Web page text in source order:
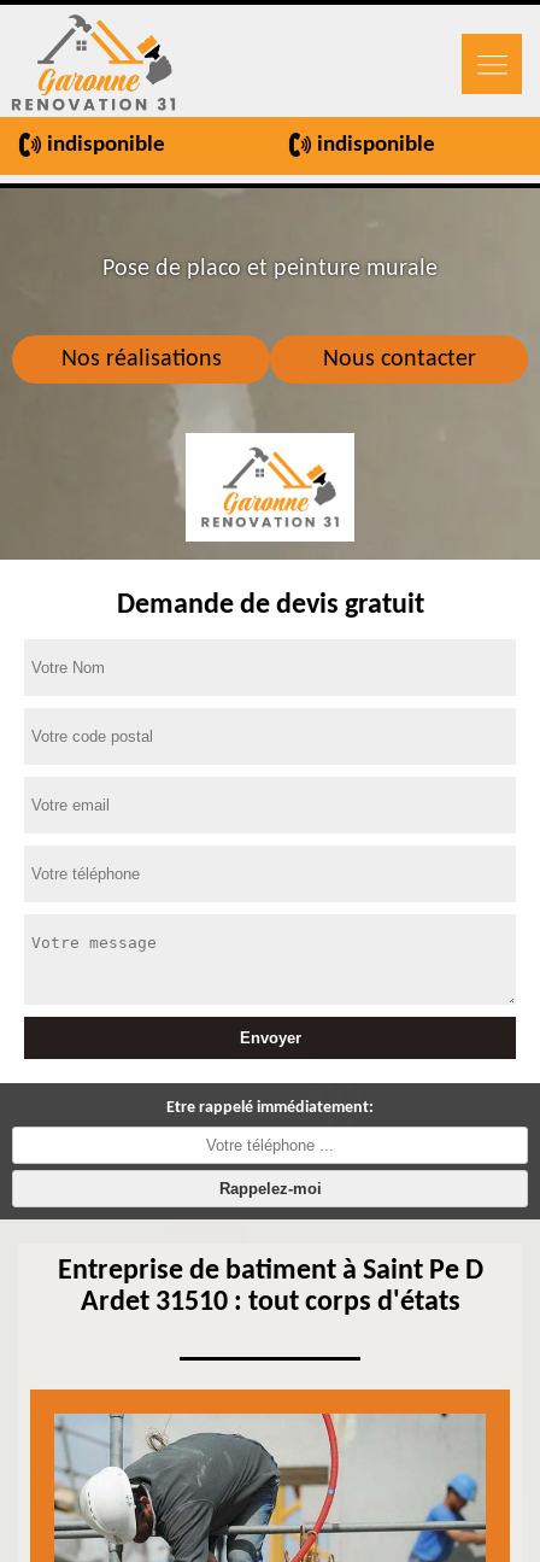
indisponible indisponible
Nos réalisations Nous contacter
Pose de placo et peinture murale
Demande de devis gratuit
Etre rappelé immédiatement:
Entreprise de batiment à Saint Pe D
Ardet 31510 : tout corps d'états